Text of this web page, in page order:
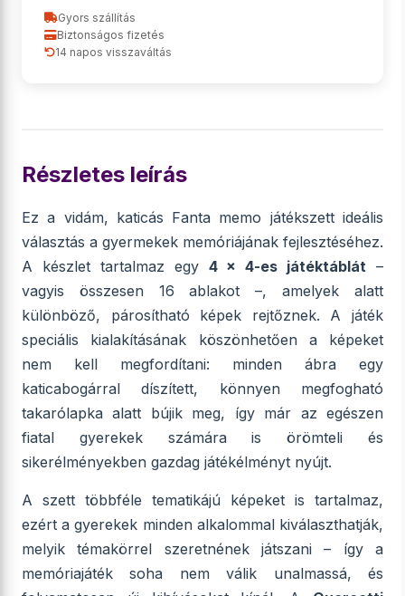
Gyors szállítás
Biztonságos fizetés
14 napos visszaváltás
Részletes leírás
Ez a vidám, katicás Fanta memo játékszett ideális
választás a gyermekek memóriájának fejlesztéséhez.
A készlet tartalmaz egy 4 x 4-es játéktáblát –
vagyis összesen 16 ablakot –, amelyek alatt
különböző, párosítható képek rejtőznek. A játék
speciális kialakításának köszönhetően a képeket
nem kell megfordítani: minden ábra egy
katicabogárral díszített, könnyen megfogható
takarólapka alatt bújik meg, így már az egészen
fiatal gyerekek számára is örömteli és
sikerélményekben gazdag játékélményt nyújt.
A szett többféle tematikájú képeket is tartalmaz,
ezért a gyerekek minden alkalommal kiválaszthatják,
melyik témakörrel szeretnének játszani – így a
memóriajáték soha nem válik unalmassá, és